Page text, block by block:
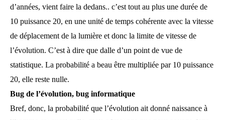
d’années, vient faire la dedans.. c’est tout au plus une durée de
10 puissance 20, en une unité de temps cohérente avec la vitesse
de déplacement de la lumière et donc la limite de vitesse de
l’évolution. C’est à dire que dalle d’un point de vue de
statistique. La probabilité a beau être multipliée par 10 puissance
20, elle reste nulle.
Bug de l’évolution, bug informatique
Bref, donc, la probabilité que l’évolution ait donné naissance à